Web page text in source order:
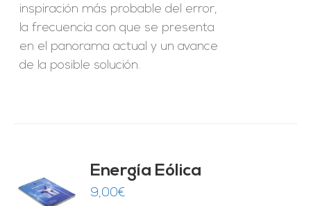
inspiración más probable del error,
la frecuencia con que se presenta
en el panorama actual y un avance
de la posible solución.
Energía Eólica
9,00€